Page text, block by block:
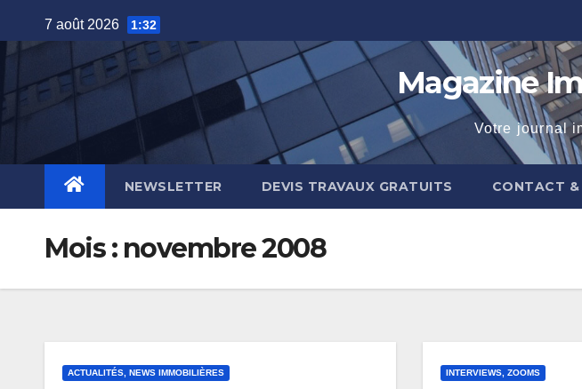
to
7 août 2026 1:32
Magazine
Votre journal
NEWSLETTER DEVIS TRAVAUX GRATUITS CONTACT &
Mois : novembre 2008
ACTUALITÉS, NEWS IMMOBILIÈRES INTERVIEWS, ZOOMS